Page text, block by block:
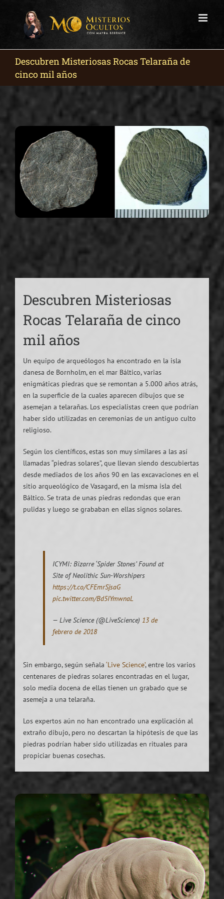
Descubren Misteriosas Rocas Telaraña de
cinco mil años
Descubren Misteriosas
Rocas Telaraña de cinco
mil años
Un equipo de arqueólogos ha encontrado en la isla
danesa de Bornholm, en el mar Báltico, varias
enigmáticas piedras que se remontan a 5.000 años atrás,
en la superficie de la cuales aparecen dibujos que se
asemejan a telarañas. Los especialistas creen que podrían
haber sido utilizadas en ceremonias de un antiguo culto
religioso.
Según los científicos, estas son muy similares a las así
llamadas “piedras solares”, que llevan siendo descubiertas
desde mediados de los años 90 en las excavaciones en el
sitio arqueológico de Vasagard, en la misma isla del
Báltico. Se trata de unas piedras redondas que eran
pulidas y luego se grababan en ellas signos solares.
ICYMI: Bizarre ‘Spider Stones’ Found at
Site of Neolithic Sun-Worshipers
https://t.co/CFEmrSjsaG
pic.twitter.com/Bd5IYmwnaL
— Live Science (@LiveScience) 13 de
febrero de 2018
Sin embargo, según señala ‘Live Science’, entre los varios
centenares de piedras solares encontradas en el lugar,
solo media docena de ellas tienen un grabado que se
asemeja a una telaraña.
Los expertos aún no han encontrado una explicación al
extraño dibujo, pero no descartan la hipótesis de que las
piedras podrían haber sido utilizadas en rituales para
propiciar buenas cosechas.